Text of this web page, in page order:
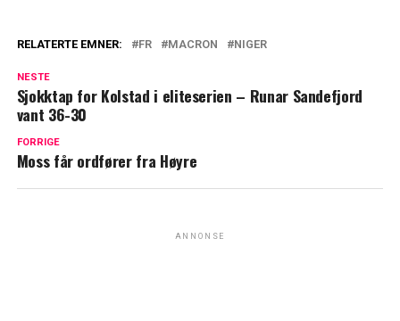
RELATERTE EMNER: FR MACRON NIGER
NESTE
Sjokktap for Kolstad i eliteserien – Runar Sandefjord
vant 36-30
FORRIGE
Moss får ordfører fra Høyre
ANNONSE